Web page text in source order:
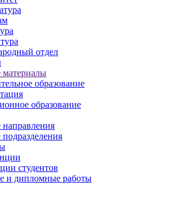
отдел
образование
образование
студентов
и дипломные работы